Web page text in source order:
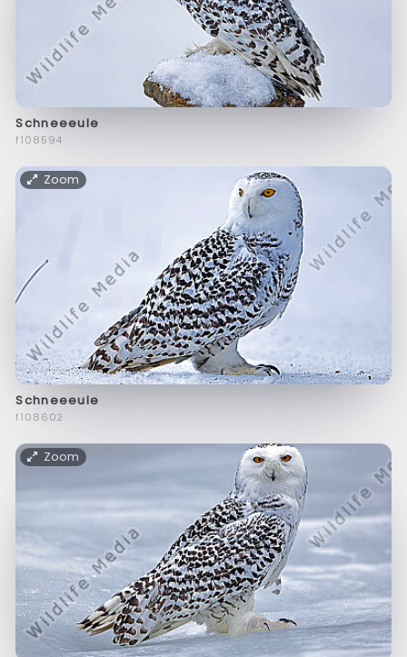
Schneeeule
f108594
Zoom
Schneeeule
f108602
Zoom